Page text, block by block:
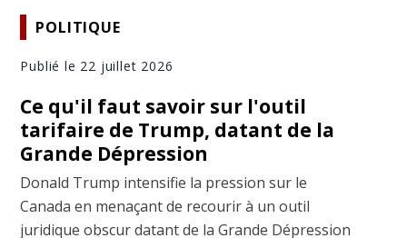
POLITIQUE
Publié le 22 juillet 2026
Ce qu'il faut savoir sur l'outil
tarifaire de Trump, datant de la
Grande Dépression
Donald Trump intensifie la pression sur le
Canada en menaçant de recourir à un outil
juridique obscur datant de la Grande Dépression